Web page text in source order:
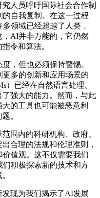
人员呼吁国际社会合作制
自我复制。在这一过程
领域已经超越了人类，
AI并非万能的，它仍然
令和算法。
但也必须保持警惕。
多的创新和应用场景的
）已经在自然语言处理、
强大的能力。然而，与此
的工具也可能被恶意利
。
内的科研机构、政府、
合理的法规和伦理准则，
值观。这不仅需要我们
积极探索新的技术和方
现为我们揭示了AI发展